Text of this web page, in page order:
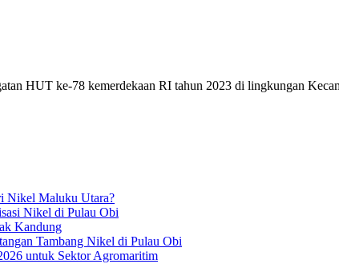
HUT ke-78 kemerdekaan RI tahun 2023 di lingkungan
Nikel Maluku Utara?
Nikel di Pulau Obi
Kandung
Tambang Nikel di Pulau Obi
untuk Sektor Agromaritim